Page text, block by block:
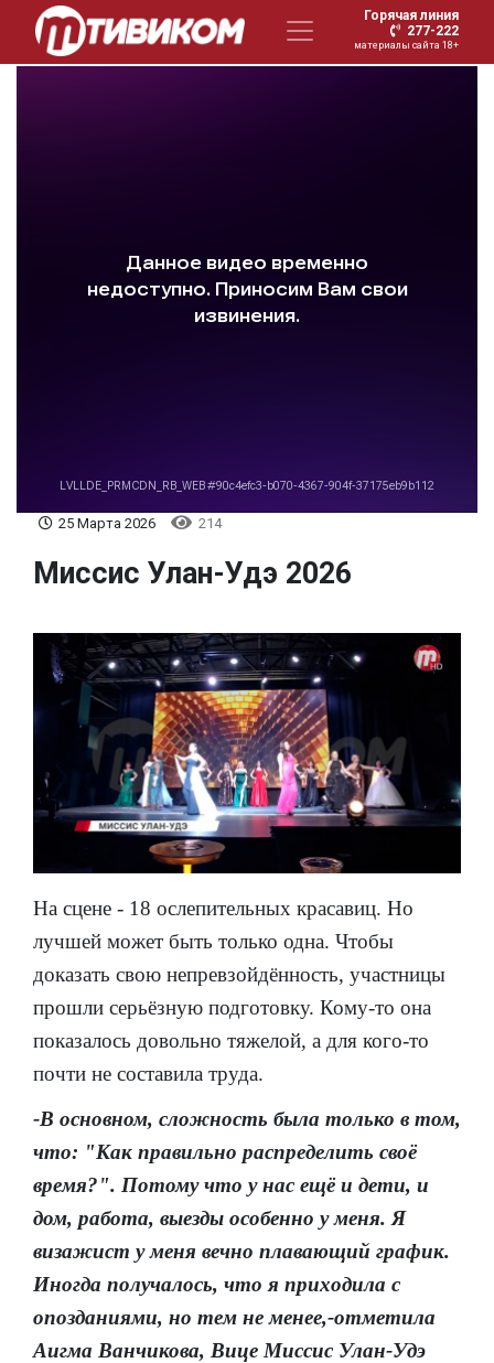
Горячая линия
277-222
материалы сайта 18+
25 Марта 2026 214
Миссис Улан-Удэ 2026
На сцене - 18 ослепительных красавиц. Но
лучшей может быть только одна. Чтобы
доказать свою непревзойдённость, участницы
прошли серьёзную подготовку. Кому-то она
показалось довольно тяжелой, а для кого-то
почти не составила труда.
-В основном, сложность была только в том,
что: "Как правильно распределить своё
время?". Потому что у нас ещё и дети, и
дом, работа, выезды особенно у меня. Я
визажист у меня вечно плавающий график.
Иногда получалось, что я приходила с
опозданиями, но тем не менее,-отметила
Аигма Ванчикова, Вице Миссис Улан-Удэ